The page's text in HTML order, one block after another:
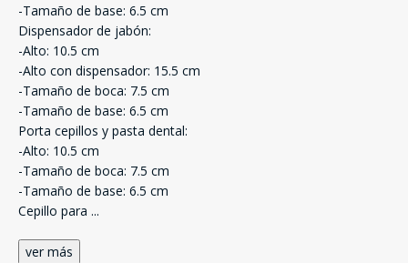
-Tamaño de base: 6.5 cm
Dispensador de jabón:
-Alto: 10.5 cm
-Alto con dispensador: 15.5 cm
-Tamaño de boca: 7.5 cm
-Tamaño de base: 6.5 cm
Porta cepillos y pasta dental:
-Alto: 10.5 cm
-Tamaño de boca: 7.5 cm
-Tamaño de base: 6.5 cm
Cepillo para ...
ver más